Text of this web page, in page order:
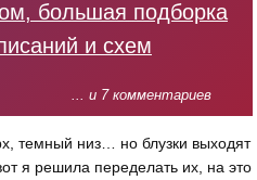
большая подборка
и схем
... и 7 комментариев
темный низ… но блузки выходят
я решила переделать их, на это